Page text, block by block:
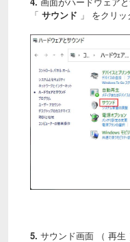
「 サウンド 」 をクリッ
5. サウンド画面 （ 再生